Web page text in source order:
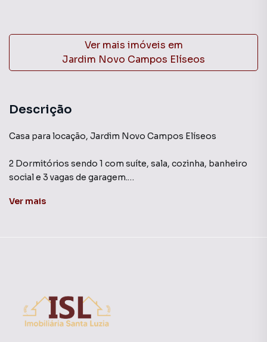
Ver mais imóveis em
Jardim Novo Campos Elíseos
Descrição
Casa para locação, Jardim Novo Campos Elíseos
2 Dormitórios sendo 1 com suíte, sala, cozinha, banheiro
social e 3 vagas de garagem.
Ver mais